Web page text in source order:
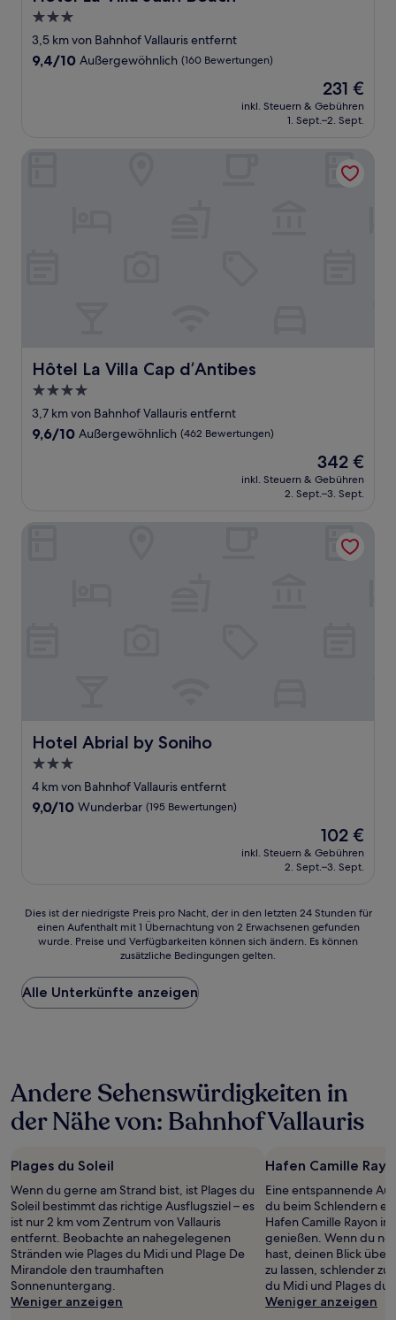
3.0-
Sterne-
Unterkunft
3,5 km von Bahnhof Vallauris entfernt
9.4
9,4/10 Außergewöhnlich (160 Bewertungen)
Der
Preis
beträgt
231 €
inkl. Steuern & Gebühren
1. Sept.–2. Sept.
Hôtel La Villa Cap d’Antibes
Hôtel La Villa Cap d’Antibes
4.0-
Sterne-
Unterkunft
3,7 km von Bahnhof Vallauris entfernt
9.6
9,6/10 Außergewöhnlich (462 Bewertungen)
Der
Preis
beträgt
342 €
inkl. Steuern & Gebühren
2. Sept.–3. Sept.
Hotel Abrial by Soniho
Hotel Abrial by Soniho
3.0-
Sterne-
Unterkunft
4 km von Bahnhof Vallauris entfernt
9.0
9,0/10 Wunderbar (195 Bewertungen)
Der
Preis
beträgt
102 €
inkl. Steuern & Gebühren
2. Sept.–3. Sept.
Dies
der
Preis
pro
Nacht,
24 Stunden
für
einen
1 Übernachtung
von
2 Erwachsenen
gefunden
wurde.
Preise
und
Verfügbarkeiten
können
sich
Dies ist der niedrigste Preis pro Nacht, der in den letzten 24 Stunden für
einen Aufenthalt mit 1 Übernachtung von 2 Erwachsenen gefunden
wurde. Preise und Verfügbarkeiten können sich ändern. Es können
zusätzliche Bedingungen gelten.
Alle Unterkünfte anzeigen
Andere Sehenswürdigkeiten in
der Nähe von: Bahnhof Vallauris
Plages du Soleil
Wenn du gerne am Strand bist, ist Plages du
Soleil bestimmt das richtige Ausflugsziel – es
ist nur 2 km vom Zentrum von Vallauris
entfernt. Beobachte an nahegelegenen
Stränden wie Plages du Midi und Plage De
Mirandole den traumhaften
Sonnenuntergang.
Weniger anzeigen
Hafen Camille
Eine entspannende
du beim Schlendern
Hafen Camille Rayon
genießen. Wenn du
hast, deinen Blick über
zu lassen, schlender
du Midi und Plages du
Weniger anzeigen